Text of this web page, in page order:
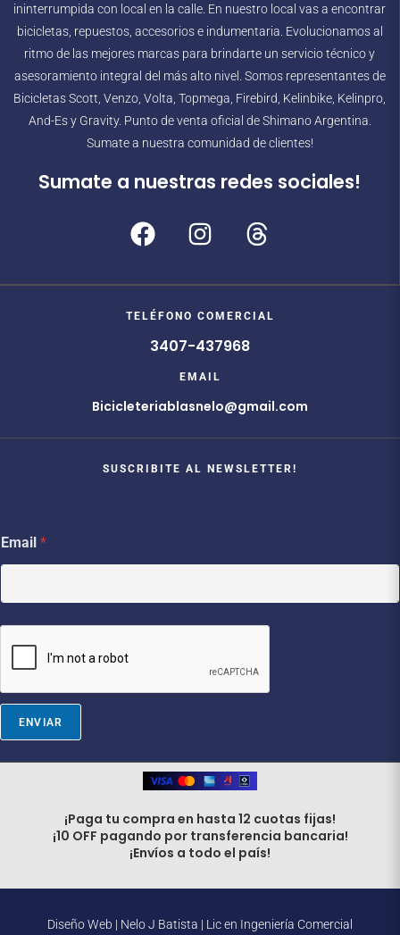
ininterrumpida con local en la calle. En nuestro local vas a encontrar
bicicletas, repuestos, accesorios e indumentaria. Evolucionamos al
ritmo de las mejores marcas para brindarte un servicio técnico y
asesoramiento integral del más alto nivel. Somos representantes de
Bicicletas Scott, Venzo, Volta, Topmega, Firebird, Kelinbike, Kelinpro,
And-Es y Gravity. Punto de venta oficial de Shimano Argentina.
Sumate a nuestra comunidad de clientes!
Sumate a nuestras redes sociales!
TELÉFONO COMERCIAL
3407-437968
EMAIL
Bicicleteriablasnelo@gmail.com
SUSCRIBITE AL NEWSLETTER!
E
m
i
*
Email *
ENVIAR
¡Paga tu compra en hasta 12 cuotas fijas!
¡10 OFF pagando por transferencia bancaria!
¡Envíos a todo el país!
Diseño Web | Nelo J Batista | Lic en Ingeniería Comercial